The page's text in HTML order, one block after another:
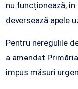
nu funcționează,
deversează apele
Pentru neregulile
a amendat
impus măsuri